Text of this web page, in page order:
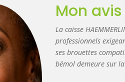
Mon
La caisse
professionnels
ses brouettes
bémol demeure sur